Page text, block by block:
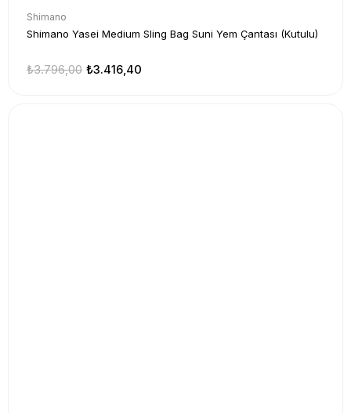
Shimano
Shimano Yasei Medium Sling Bag Suni Yem Çantası (Kutulu)
₺3.416,40
₺3.796,00